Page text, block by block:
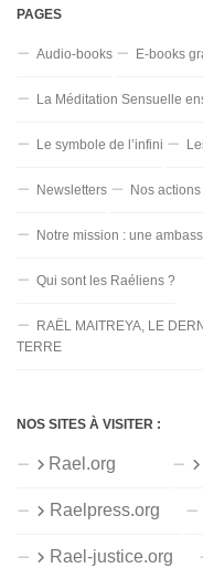
PAGES
Audio-books E-books
La Méditation Sensuelle
Le symbole de l’infini
Newsletters Nos
Notre mission : une
Qui sont les Raéliens ?
RAËL MAITREYA, LE
TERRE
NOS SITES À VISITER :
Rael.org
Raelpress.org
Rael-justice.org